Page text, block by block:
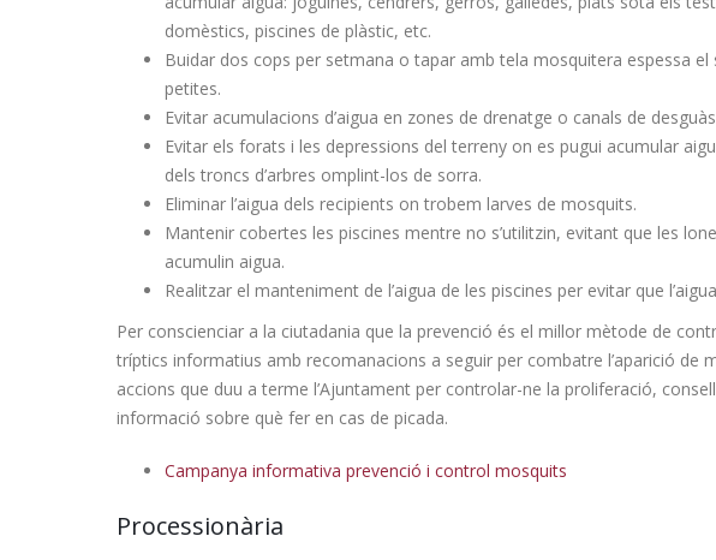
domèstics, piscines de plàstic, etc.
Buidar dos cops per setmana o tapar amb tela mosquitera espessa el
petites.
Evitar acumulacions d’aigua en zones de drenatge o canals de
Evitar els forats i les depressions del terreny on es pugui acumular
dels troncs d’arbres omplint-los de sorra.
Eliminar l’aigua dels recipients on trobem larves de mosquits.
Mantenir cobertes les piscines mentre no s’utilitzin, evitant que les
acumulin aigua.
Realitzar el manteniment de l’aigua de les piscines per evitar que
Per conscienciar a la ciutadania que la prevenció és el millor mètode de
tríptics informatius amb recomanacions a seguir per combatre l’aparició de
accions que duu a terme l’Ajuntament per controlar-ne la proliferació,
informació sobre què fer en cas de picada.
Campanya informativa prevenció i control mosquits
Processionària